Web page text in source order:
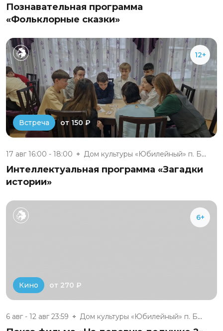
Познавательная программа
«Фольклорные сказки»
12+
Встреча от 150 ₽
17 авг 16:00 - 18:00 Дом культуры «Юбилейный» п. Бе...
Интеллектуальная программа «Загадки
истории»
6+
Кино от 270 ₽
6 авг - 12 авг 23:59 Дом культуры «Юбилейный» п. Бе...